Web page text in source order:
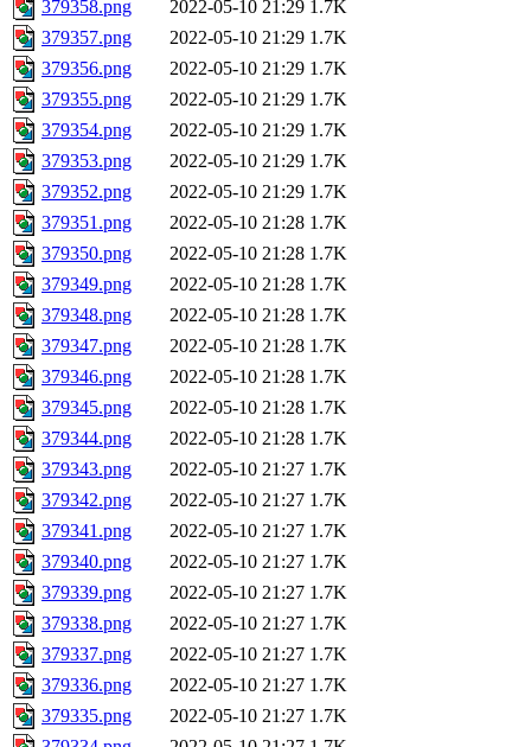
379358.png 2022-05-10 21:29 1.7K
379357.png
2022-05-10 21:29 1.7K
379356.png
2022-05-10 21:29 1.7K
379355.png
2022-05-10 21:29 1.7K
379354.png
2022-05-10 21:29 1.7K
379353.png
2022-05-10 21:29 1.7K
379352.png
2022-05-10 21:29 1.7K
379351.png
2022-05-10 21:28 1.7K
379350.png
2022-05-10 21:28 1.7K
379349.png
2022-05-10 21:28 1.7K
379348.png
2022-05-10 21:28 1.7K
379347.png
2022-05-10 21:28 1.7K
379346.png
2022-05-10 21:28 1.7K
379345.png
2022-05-10 21:28 1.7K
379344.png
2022-05-10 21:28 1.7K
379343.png
2022-05-10 21:27 1.7K
379342.png
2022-05-10 21:27 1.7K
379341.png
2022-05-10 21:27 1.7K
379340.png
2022-05-10 21:27 1.7K
379339.png
2022-05-10 21:27 1.7K
379338.png
2022-05-10 21:27 1.7K
379337.png
2022-05-10 21:27 1.7K
379336.png
2022-05-10 21:27 1.7K
379335.png
2022-05-10 21:27 1.7K